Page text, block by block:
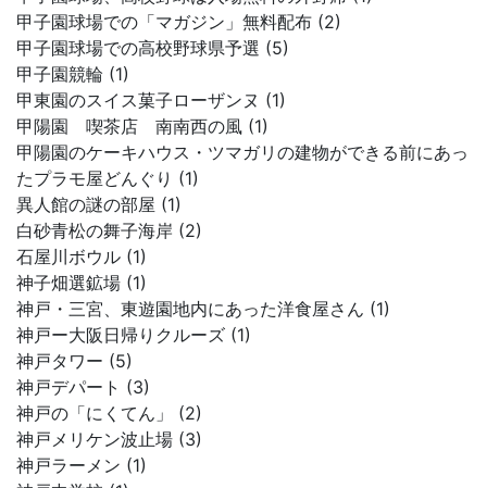
甲子園球場での「マガジン」無料配布 (2)
甲子園球場での高校野球県予選 (5)
甲子園競輪 (1)
甲東園のスイス菓子ローザンヌ (1)
甲陽園 喫茶店 南南西の風 (1)
甲陽園のケーキハウス・ツマガリの建物ができる前にあっ
たプラモ屋どんぐり (1)
異人館の謎の部屋 (1)
白砂青松の舞子海岸 (2)
石屋川ボウル (1)
神子畑選鉱場 (1)
神戸・三宮、東遊園地内にあった洋食屋さん (1)
神戸ー大阪日帰りクルーズ (1)
神戸タワー (5)
神戸デパート (3)
神戸の「にくてん」 (2)
神戸メリケン波止場 (3)
神戸ラーメン (1)